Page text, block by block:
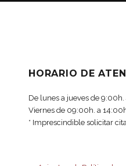
HORARIO DE
De lunes a jueves de 9:00h.
Viernes de 09:00h. a
* Imprescindible solicitar